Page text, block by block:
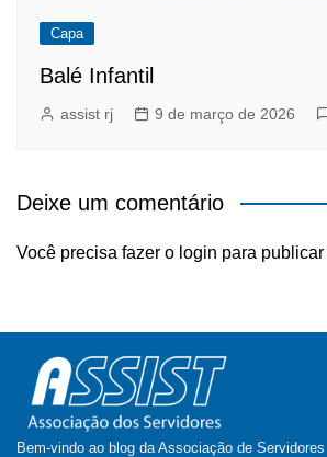
Capa
Balé Infantil
assist rj 9 de março de 2026
Deixe um comentário
Você precisa fazer o login para
Bem-vindo ao blog da Associação de Servidores